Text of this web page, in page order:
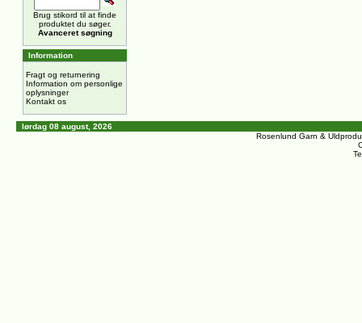
Brug stikord til at finde
produktet du søger.
Avanceret søgning
Information
Fragt og returnering
Information om personlige
oplysninger
Kontakt os
lørdag 08 august, 2026
Rosenlund Garn &